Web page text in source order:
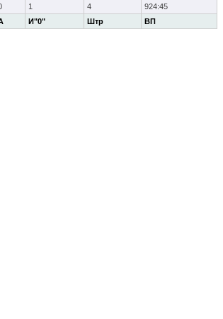
И"0" Штр ВП
1 4 924:45